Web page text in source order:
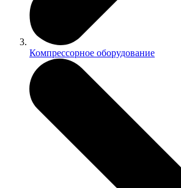
Компрессорное оборудование